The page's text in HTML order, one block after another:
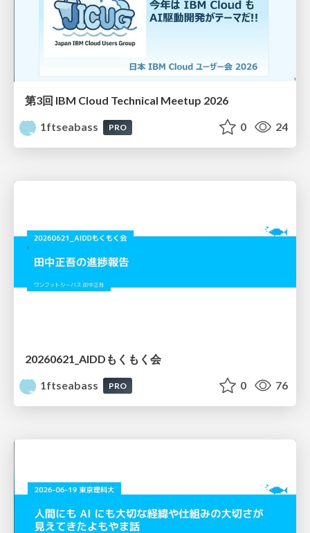
第3回 IBM Cloud Technical Meetup 2026
1ftseabass
PRO 0 24
20260621_AIDDもくもく会
1ftseabass
PRO 0 76